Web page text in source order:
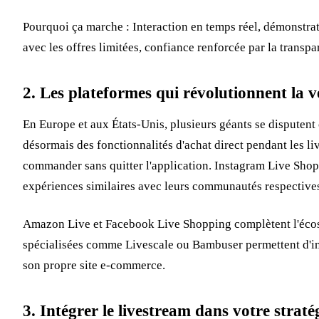
Pourquoi ça marche : Interaction en temps réel,
avec les offres limitées, confiance renforcée par la
2. Les plateformes qui révolutionnent la
En Europe et aux États-Unis, plusieurs géants se
désormais des fonctionnalités d'achat direct pendant les
commander sans quitter l'application. Instagram Live
expériences similaires avec leurs communautés
Amazon Live et Facebook Live Shopping complètent
spécialisées comme Livescale ou Bambuser permettent
son propre site e-commerce.
3. Intégrer le livestream dans votre